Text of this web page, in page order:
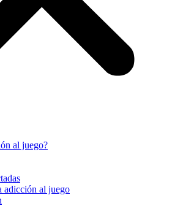
al juego?
adicción al juego